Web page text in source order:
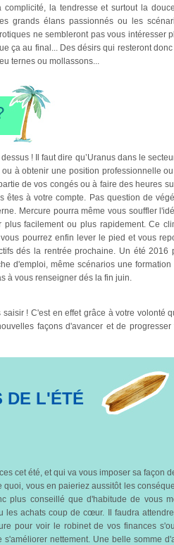
complicité, la tendresse et surtout la
grands élans passionnés ou les
ne sembleront pas vous intéresser
ça au final... Des désirs qui resteront donc
ternes ou mollassons...
! Il faut dire qu’Uranus dans le
à obtenir une position professionnelle
de vos congés ou à faire des heures
êtes à votre compte. Pas question de
Mercure pourra même vous souffler
facilement ou plus rapidement. Ce
pourrez enfin lever le pied et vous
dés la rentrée prochaine. Un été 2016
d'emploi, même scénarios une formation
à vous renseigner dés la fin juin.
! C'est en effet grâce à votre volonté
façons d'avancer et de progresser
DE L'ÉTÉ
cet été, et qui va vous imposer sa façon
vous en paieriez aussitôt les
plus conseillé que d'habitude de vous
les achats coup de cœur. Il faudra
pour voir le robinet de vos finances
nettement. Une belle somme